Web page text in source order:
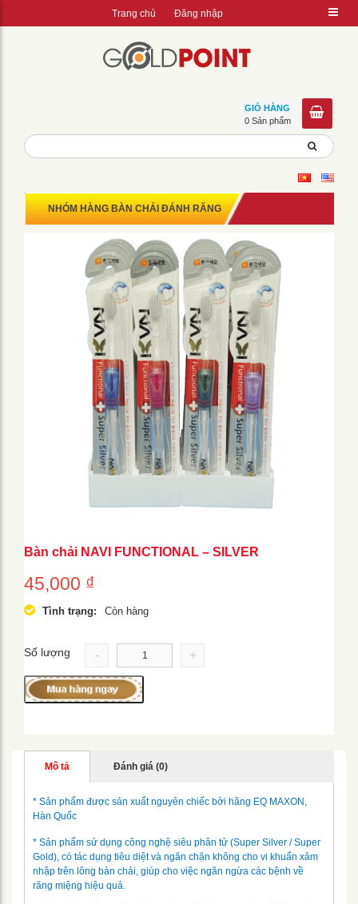
Trang chủ Đăng nhập
GIỎ HÀNG
0 Sản phẩm
NHÓM HÀNG BÀN CHẢI ĐÁNH RĂNG
Bàn chải NAVI FUNCTIONAL – SILVER
45,000 ₫
Tình trạng: Còn hàng
Số lượng - +
Mô tả Đánh giá (0)
* Sản phẩm được sản xuất nguyên chiếc bởi hãng EQ MAXON,
Hàn Quốc
* Sản phẩm sử dụng công nghệ siêu phân tử (Super Silver / Super
Gold), có tác dụng tiêu diệt và ngăn chặn không cho vi khuẩn xâm
nhập trên lông bàn chải, giúp cho việc ngăn ngừa các bệnh về
răng miệng hiệu quả.